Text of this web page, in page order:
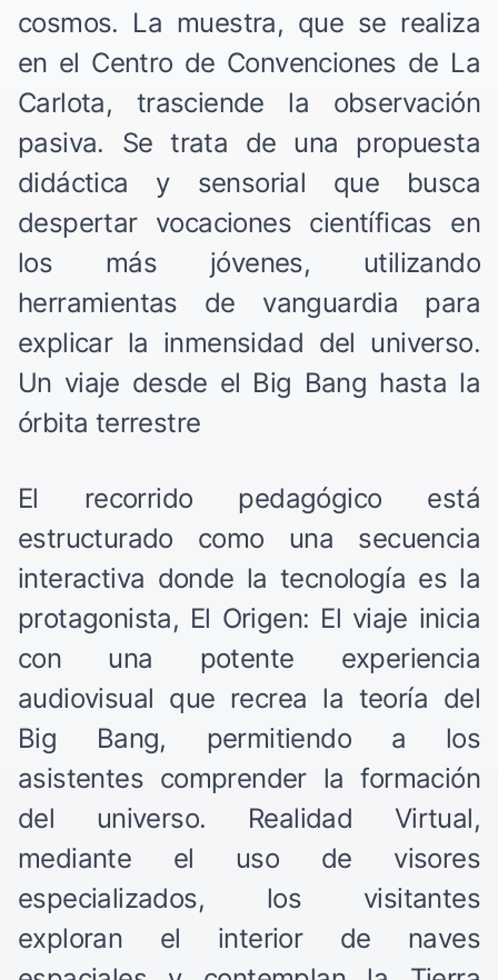
cosmos. La muestra, que se realiza
en el Centro de Convenciones de La
Carlota, trasciende la observación
pasiva. Se trata de una propuesta
didáctica y sensorial que busca
despertar vocaciones científicas en
los más jóvenes, utilizando
herramientas de vanguardia para
explicar la inmensidad del universo.
Un viaje desde el Big Bang hasta la
órbita terrestre
El recorrido pedagógico está
estructurado como una secuencia
interactiva donde la tecnología es la
protagonista, El Origen: El viaje inicia
con una potente experiencia
audiovisual que recrea la teoría del
Big Bang, permitiendo a los
asistentes comprender la formación
del universo. Realidad Virtual,
mediante el uso de visores
especializados, los visitantes
exploran el interior de naves